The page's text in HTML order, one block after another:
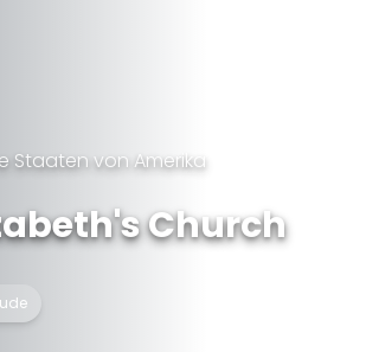
Staaten von Amerika
Church